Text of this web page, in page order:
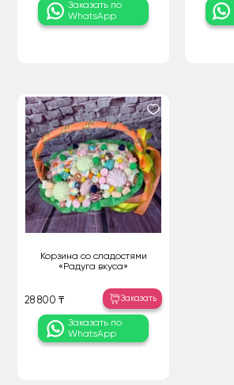
Заказать по
WhatsApp
Корзина со сладостями
«Радуга вкуса»
28 800 ₸ Заказать
Заказать по
WhatsApp